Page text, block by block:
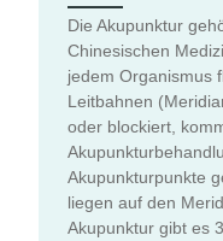
Die Akupunktur
Chinesischen
jedem Organismus
Leitbahnen
oder blockiert,
Akupunkturpunkte
liegen auf den
Akupunktur gibt es